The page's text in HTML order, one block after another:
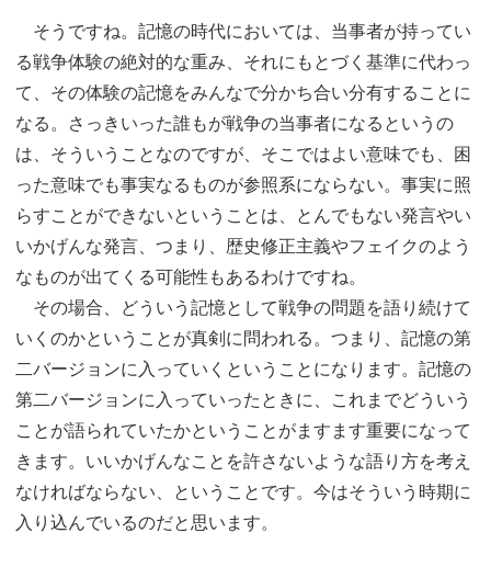
そうですね。記憶の時代においては、当事者が持ってい
る戦争体験の絶対的な重み、それにもとづく基準に代わっ
て、その体験の記憶をみんなで分かち合い分有することに
なる。さっきいった誰もが戦争の当事者になるというの
は、そういうことなのですが、そこではよい意味でも、困
った意味でも事実なるものが参照系にならない。事実に照
らすことができないということは、とんでもない発言やい
いかげんな発言、つまり、歴史修正主義やフェイクのよう
なものが出てくる可能性もあるわけですね。
その場合、どういう記憶として戦争の問題を語り続けて
いくのかということが真剣に問われる。つまり、記憶の第
二バージョンに入っていくということになります。記憶の
第二バージョンに入っていったときに、これまでどういう
ことが語られていたかということがますます重要になって
きます。いいかげんなことを許さないような語り方を考え
なければならない、ということです。今はそういう時期に
入り込んでいるのだと思います。